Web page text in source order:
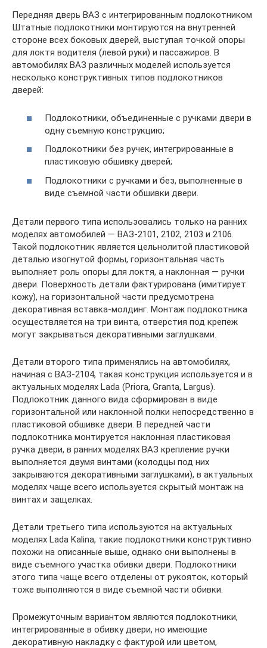
Передняя дверь ВАЗ с интегрированным подлокотником
Штатные подлокотники монтируются на внутренней
стороне всех боковых дверей, выступая точкой опоры
для локтя водителя (левой руки) и пассажиров. В
автомобилях ВАЗ различных моделей используется
несколько конструктивных типов подлокотников
дверей:
Подлокотники, объединенные с ручками двери в
одну съемную конструкцию;
Подлокотники без ручек, интегрированные в
пластиковую обшивку дверей;
Подлокотники с ручками и без, выполненные в
виде съемной части обшивки двери.
Детали первого типа использовались только на ранних
моделях автомобилей — ВАЗ-2101, 2102, 2103 и 2106.
Такой подлокотник является цельнолитой пластиковой
деталью изогнутой формы, горизонтальная часть
выполняет роль опоры для локтя, а наклонная — ручки
двери. Поверхность детали фактурирована (имитирует
кожу), на горизонтальной части предусмотрена
декоративная вставка-молдинг. Монтаж подлокотника
осуществляется на три винта, отверстия под крепеж
могут закрываться декоративными заглушками.
Детали второго типа применялись на автомобилях,
начиная с ВАЗ-2104, такая конструкция используется и в
актуальных моделях Lada (Priora, Granta, Largus).
Подлокотник данного вида сформирован в виде
горизонтальной или наклонной полки непосредственно в
пластиковой обшивке двери. В передней части
подлокотника монтируется наклонная пластиковая
ручка двери, в ранних моделях ВАЗ крепление ручки
выполняется двумя винтами (колодцы под них
закрываются декоративными заглушками), в актуальных
моделях чаще всего используется скрытый монтаж на
винтах и защелках.
Детали третьего типа используются на актуальных
моделях Lada Kalina, такие подлокотники конструктивно
похожи на описанные выше, однако они выполнены в
виде съемного участка обивки двери. Подлокотники
этого типа чаще всего отделены от рукояток, который
тоже выполняются в виде съемной части обивки.
Промежуточным вариантом являются подлокотники,
интегрированные в обивку двери, но имеющие
декоративную накладку с фактурой или цветом,